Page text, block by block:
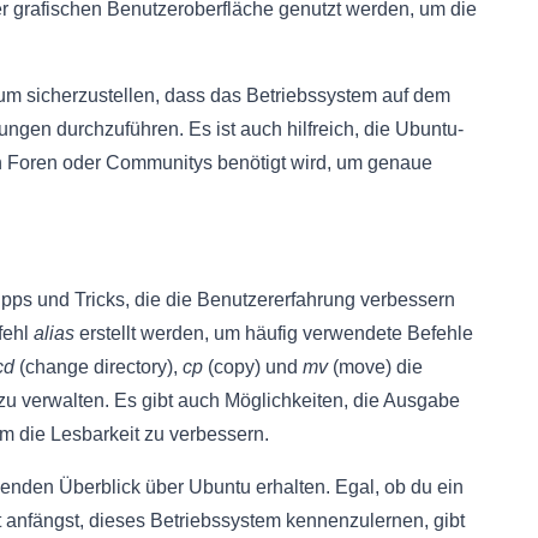
Benutzeroberfläche genutzt werden, um die
sicherzustellen, dass das Betriebssystem auf dem
durchzuführen. Es ist auch hilfreich, die Ubuntu-
oder Communitys benötigt wird, um genaue
und Tricks, die die Benutzererfahrung verbessern
alias erstellt werden, um häufig verwendete Befehle
(change directory), cp (copy) und mv(move) die
verwalten. Es gibt auch Möglichkeiten, die Ausgabe
die Lesbarkeit zu verbessern.
Überblick über Ubuntu erhalten. Egal, ob du ein
dieses Betriebssystem kennenzulernen, gibt